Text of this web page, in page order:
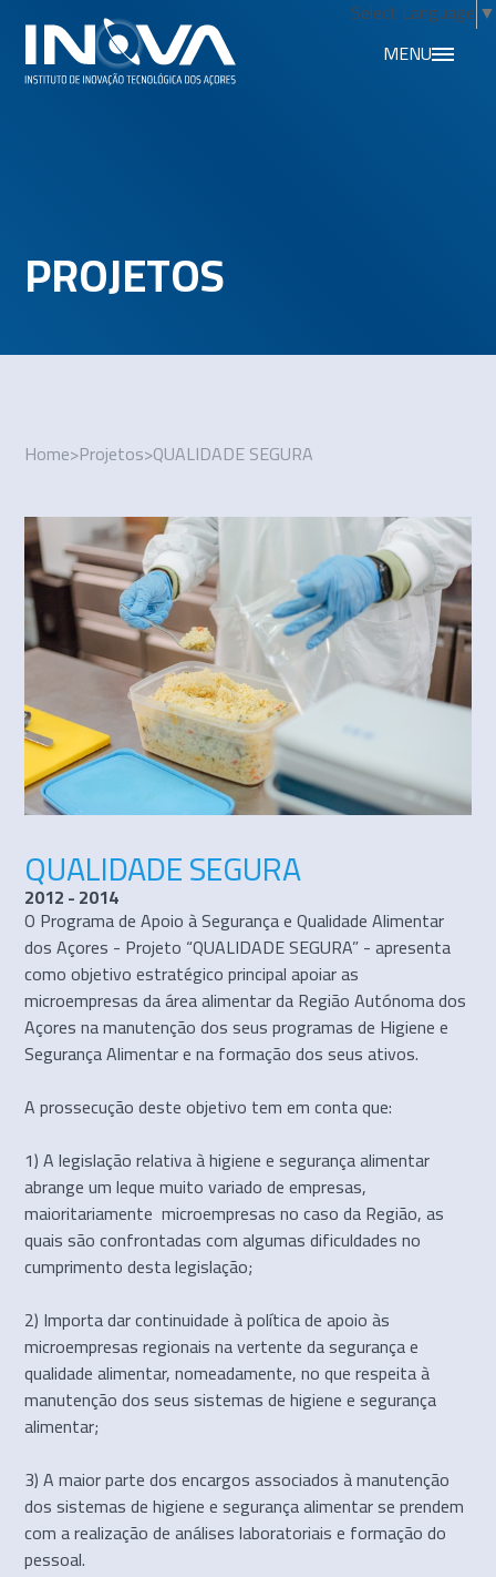
Select Language ▼
MENU
PROJETOS
Home>Projetos>QUALIDADE SEGURA
QUALIDADE SEGURA
2012 - 2014
O Programa de Apoio à Segurança e Qualidade Alimentar
dos Açores - Projeto “QUALIDADE SEGURA” - apresenta
como objetivo estratégico principal apoiar as
microempresas da área alimentar da Região Autónoma dos
Açores na manutenção dos seus programas de Higiene e
Segurança Alimentar e na formação dos seus ativos.
A prossecução deste objetivo tem em conta que:
1) A legislação relativa à higiene e segurança alimentar
abrange um leque muito variado de empresas,
maioritariamente microempresas no caso da Região, as
quais são confrontadas com algumas dificuldades no
cumprimento desta legislação;
2) Importa dar continuidade à política de apoio às
microempresas regionais na vertente da segurança e
qualidade alimentar, nomeadamente, no que respeita à
manutenção dos seus sistemas de higiene e segurança
alimentar;
3) A maior parte dos encargos associados à manutenção
dos sistemas de higiene e segurança alimentar se prendem
com a realização de análises laboratoriais e formação do
pessoal.